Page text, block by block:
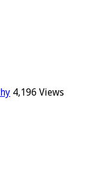
4,196 Views